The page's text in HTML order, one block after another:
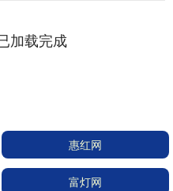
加载完成
惠红网
富灯网